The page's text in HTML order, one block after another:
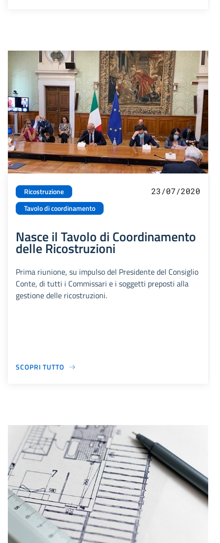
Ricostruzione
Tavolo di coordinamento
23/07/2020
Nasce il Tavolo di Coordinamento
delle Ricostruzioni
Prima riunione, su impulso del Presidente del Consiglio
Conte, di tutti i Commissari e i soggetti preposti alla
gestione delle ricostruzioni.
SCOPRI TUTTO